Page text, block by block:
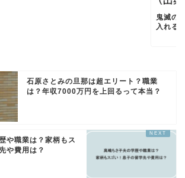
鬼滅の
入れる
石原さとみの旦那は超エリート？職業
は？年収7000万円を上回るって本当？
や職業は？家柄もス
や費用は？